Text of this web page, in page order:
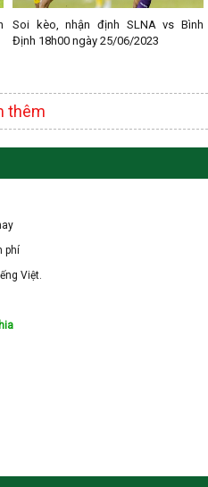
Soi kèo, nhận định SLNA vs Bình
Định 18h00 ngày 25/06/2023
thêm
phí
Việt.